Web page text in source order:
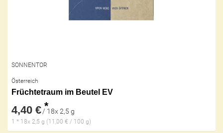
SONNENTOR
Österreich
Früchtetraum im Beutel EV
4,40 € *
/ 18x 2,5 g
1 * 18x 2,5 g (11,00 € / 100 g)